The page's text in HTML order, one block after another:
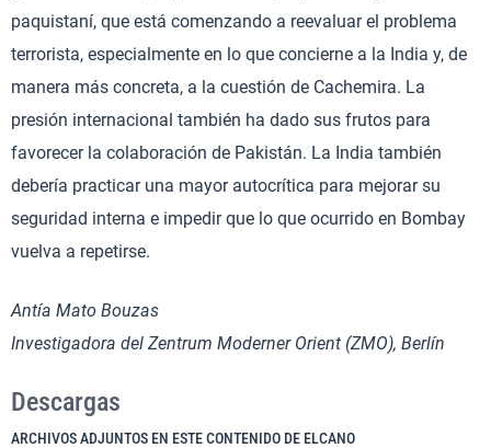
paquistaní, que está comenzando a reevaluar el problema
terrorista, especialmente en lo que concierne a la India y, de
manera más concreta, a la cuestión de Cachemira. La
presión internacional también ha dado sus frutos para
favorecer la colaboración de Pakistán. La India también
debería practicar una mayor autocrítica para mejorar su
seguridad interna e impedir que lo que ocurrido en Bombay
vuelva a repetirse.
Antía Mato Bouzas
Investigadora del Zentrum Moderner Orient (ZMO), Berlín
Descargas
ARCHIVOS ADJUNTOS EN ESTE CONTENIDO DE ELCANO